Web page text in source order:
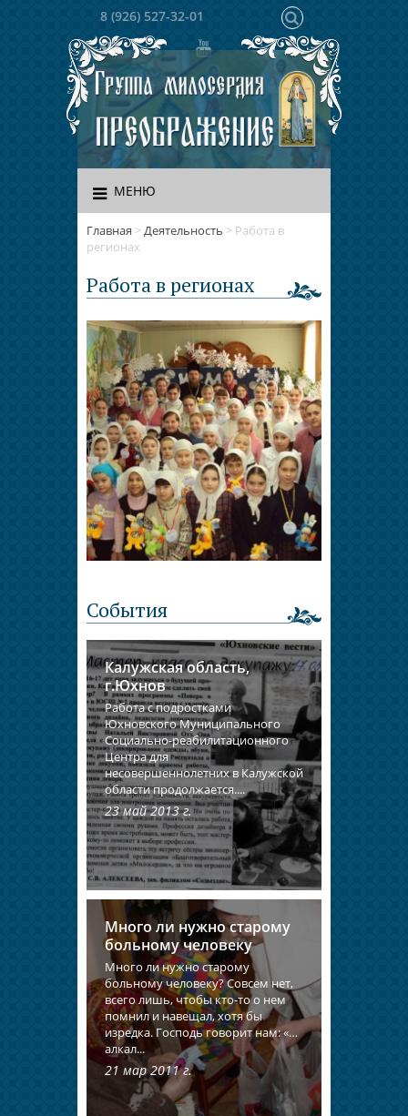
8 (926) 527-32-01
МЕНЮ
Главная >Деятельность > Работа в
регионах
Работа в регионах
События
Калужская область,
г.Юхнов
Работа с подростками
Юхновского Муниципального
Социально-реабилитационного
Центра для
несовершеннолетних в Калужской
области продолжается....
23 май 2013 г.
Много ли нужно старому
больному человеку
Много ли нужно старому
больному человеку? Совсем нет,
всего лишь, чтобы кто-то о нем
помнил и навещал, хотя бы
изредка. Господь говорит нам: «…
алкал...
21 мар 2011 г.